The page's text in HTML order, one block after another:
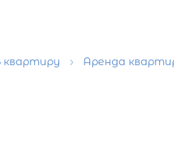
квартиру Аренда